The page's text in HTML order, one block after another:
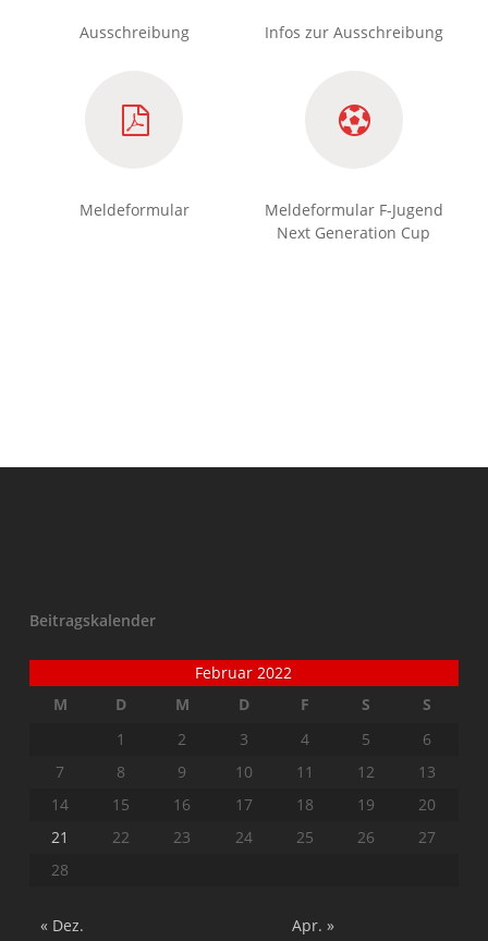
Ausschreibung Infos zur Ausschreibung
Meldeformular
Meldeformular F-Jugend
Next Generation Cup
Beitragskalender
Februar 2022
M
D M D F S
S
1
2 3 4 5
6
7
8 9 10 11 12
13
14
15 16 17 18 19
20
21
22 23 24 25 26
27
28
« Dez. Apr. »